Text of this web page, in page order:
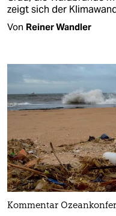
zeigt sich der
Von Reiner Wandler
Kommentar